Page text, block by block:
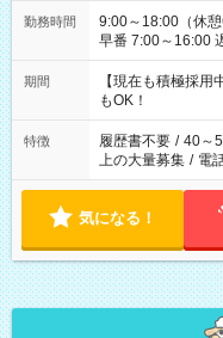
勤務時間
9:00～18:00（休憩60分） ■ご希望があれば下
早番 7:00～16:00 遅番 10:00～
い」 「余裕を持っ
たくない」 など、ご希
の方へ 今ご覧のお
の勤務時間。 合計
期間
【現在も積極採
もOK！
特徴 履歴書不要 / 40～
上の大量募集 / 電
気になる！